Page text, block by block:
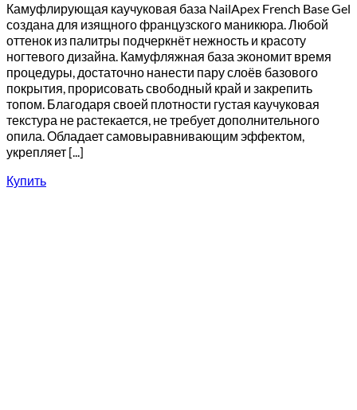
Камуфлирующая каучуковая база NailApex French Base Gel
создана для изящного французского маникюра. Любой
оттенок из палитры подчеркнёт нежность и красоту
ногтевого дизайна. Камуфляжная база экономит время
процедуры, достаточно нанести пару слоёв базового
покрытия, прорисовать свободный край и закрепить
топом. Благодаря своей плотности густая каучуковая
текстура не растекается, не требует дополнительного
опила. Обладает самовыравнивающим эффектом,
укрепляет [...]
Купить